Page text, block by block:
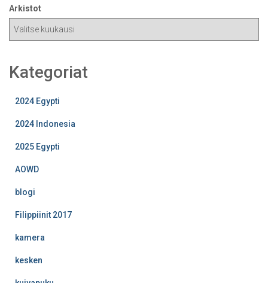
Arkistot
Kategoriat
2024 Egypti
2024 Indonesia
2025 Egypti
AOWD
blogi
Filippiinit 2017
kamera
kesken